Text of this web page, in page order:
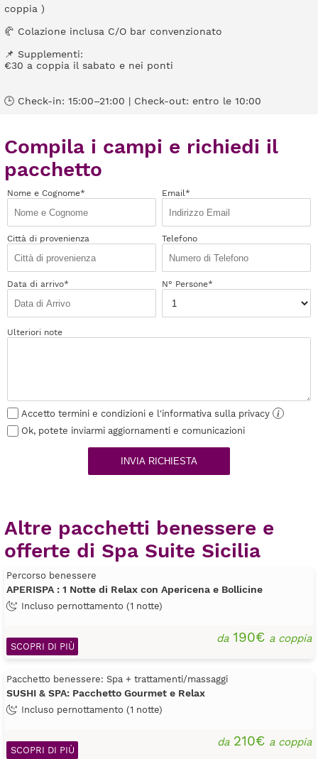
coppia )
🥐 Colazione inclusa C/O bar convenzionato
📌 Supplementi:
€30 a coppia il sabato e nei ponti
🕒 Check-in: 15:00–21:00 | Check-out: entro le 10:00
Compila i campi e richiedi il
pacchetto
Nome e Cognome* Email*
Città di provenienza Telefono
Data di arrivo* N° Persone*
Ulteriori note
Accetto termini e condizioni e l'informativa sulla privacy
i
Ok, potete inviarmi aggiornamenti e comunicazioni
INVIA RICHIESTA
Altre pacchetti benessere e
offerte di Spa Suite Sicilia
Percorso benessere
APERISPA : 1 Notte di Relax con Apericena e Bollicine
Incluso pernottamento (1 notte)
da190€ a coppia
SCOPRI DI PIÙ
Pacchetto benessere: Spa + trattamenti/massaggi
SUSHI & SPA: Pacchetto Gourmet e Relax
Incluso pernottamento (1 notte)
da210€ a coppia
SCOPRI DI PIÙ